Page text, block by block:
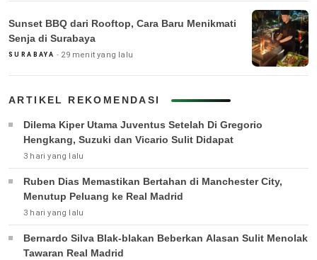
Sunset BBQ dari Rooftop, Cara Baru Menikmati
Senja di Surabaya
SURABAYA 29 menit yang lalu
ARTIKEL REKOMENDASI
Dilema Kiper Utama Juventus Setelah Di Gregorio
Hengkang, Suzuki dan Vicario Sulit Didapat
3 hari yang lalu
Ruben Dias Memastikan Bertahan di Manchester City,
Menutup Peluang ke Real Madrid
3 hari yang lalu
Bernardo Silva Blak-blakan Beberkan Alasan Sulit Menolak
Tawaran Real Madrid